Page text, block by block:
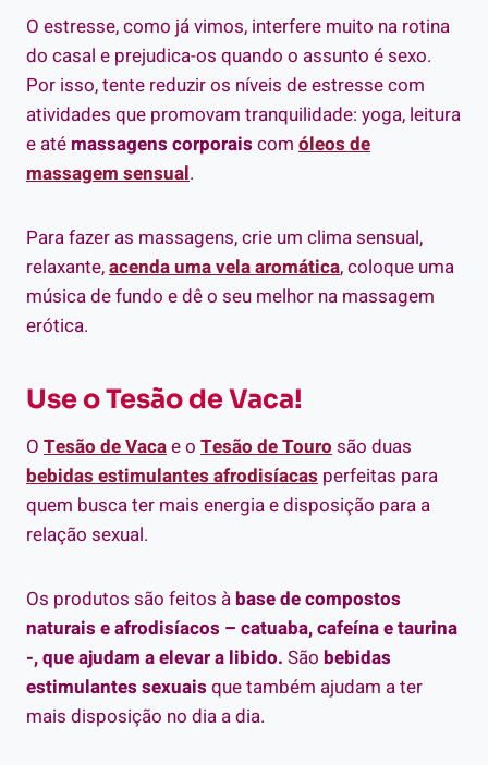
O estresse, como já vimos, interfere muito na rotina
do casal e prejudica-os quando o assunto é sexo.
Por isso, tente reduzir os níveis de estresse com
atividades que promovam tranquilidade: yoga, leitura
e atémassagens corporaiscom óleos de
massagem sensual.
Para fazer as massagens, crie um clima sensual,
relaxante,acenda uma vela aromática, coloque uma
música de fundo e dê o seu melhor na massagem
erótica.
Use o Tesão de Vaca!
O Tesão de Vacae o Tesão de Touro são duas
bebidas estimulantes afrodisíacas perfeitas para
quem busca ter mais energia e disposição para a
relação sexual.
Os produtos são feitos àbase de compostos
naturais e afrodisíacos – catuaba, cafeína e taurina
-, que ajudam a elevar a libido. São bebidas
estimulantes sexuaisque também ajudam a ter
mais disposição no dia a dia.